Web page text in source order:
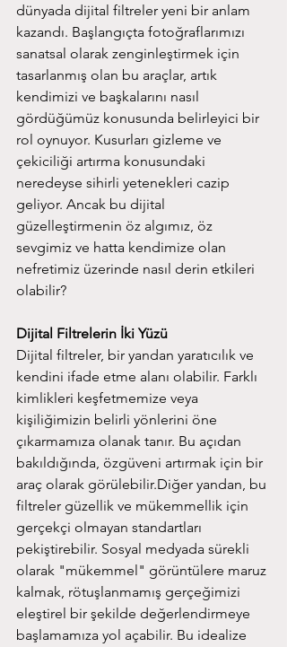
dünyada dijital filtreler yeni bir anlam
kazandı. Başlangıçta fotoğraflarımızı
sanatsal olarak zenginleştirmek için
tasarlanmış olan bu araçlar, artık
kendimizi ve başkalarını nasıl
gördüğümüz konusunda belirleyici bir
rol oynuyor. Kusurları gizleme ve
çekiciliği artırma konusundaki
neredeyse sihirli yetenekleri cazip
geliyor. Ancak bu dijital
güzelleştirmenin öz algımız, öz
sevgimiz ve hatta kendimize olan
nefretimiz üzerinde nasıl derin etkileri
olabilir?
Dijital Filtrelerin İki Yüzü
Dijital filtreler, bir yandan yaratıcılık ve
kendini ifade etme alanı olabilir. Farklı
kimlikleri keşfetmemize veya
kişiliğimizin belirli yönlerini öne
çıkarmamıza olanak tanır. Bu açıdan
bakıldığında, özgüveni artırmak için bir
araç olarak görülebilir.Diğer yandan, bu
filtreler güzellik ve mükemmellik için
gerçekçi olmayan standartları
pekiştirebilir. Sosyal medyada sürekli
olarak "mükemmel" görüntülere maruz
kalmak, rötuşlanmamış gerçeğimizi
eleştirel bir şekilde değerlendirmeye
başlamamıza yol açabilir. Bu idealize